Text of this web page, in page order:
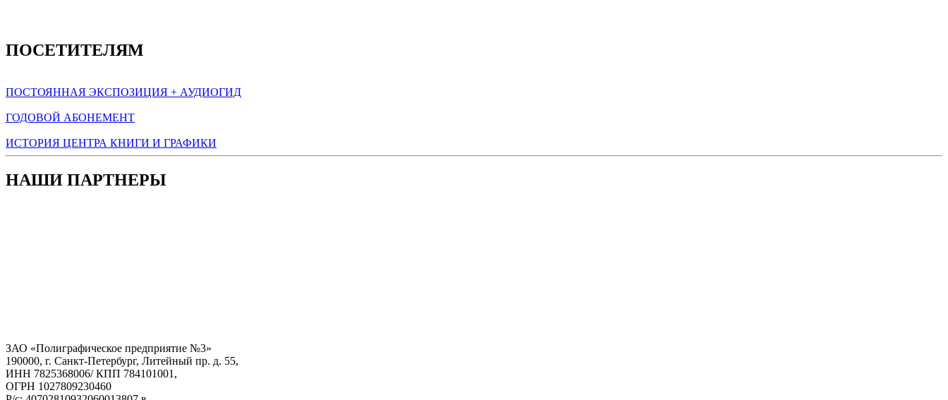
ПОСЕТИТЕЛЯМ
ПОСТОЯННАЯ ЭКСПОЗИЦИЯ + АУДИОГИД
ГОДОВОЙ АБОНЕМЕНТ
ИСТОРИЯ ЦЕНТРА КНИГИ И ГРАФИКИ
НАШИ ПАРТНЕРЫ
ЗАО «Полиграфическое предприятие №3»
190000, г. Санкт-Петербург, Литейный пр. д. 55,
ИНН 7825368006/ КПП 784101001,
ОГРН 1027809230460